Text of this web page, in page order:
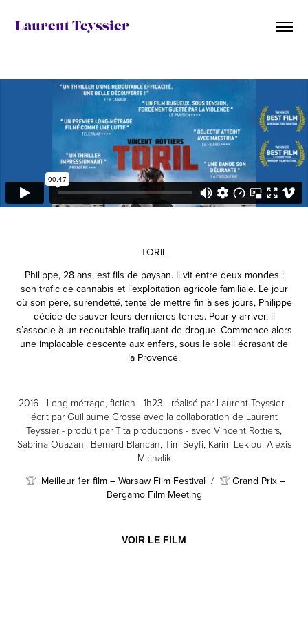
Laurent Teyssier
TORIL
Philippe, 28 ans, est fils de paysan. Il vit entre deux mondes :
son trafic de cannabis et l’exploitation agricole familiale. Le jour
où son père, surendetté, tente de mettre fin à ses jours, Philippe
décide de sauver leurs dernières terres. Pour y arriver, il
s’associe à un redoutable trafiquant de drogue. Commence alors
une implacable descente aux enfers, sous le soleil écrasant de
la Provence.
2016 - Long-métrage, fiction - 1h23 - réalisé par Laurent Teyssier -
écrit par Guillaume Grosse avec la collaboration de Laurent
Teyssier - produit par Tita productions - avec Vincent Rottiers,
Sabrina Ouazani, Bernard Blancan, Tim Seyfi, Karim Leklou, Alexis
Michalik
🏆 Meilleur 1er film – Warsaw Film Festival / 🏆 Grand Prix –
Bergamo Film Meeting
VOIR LE FILM